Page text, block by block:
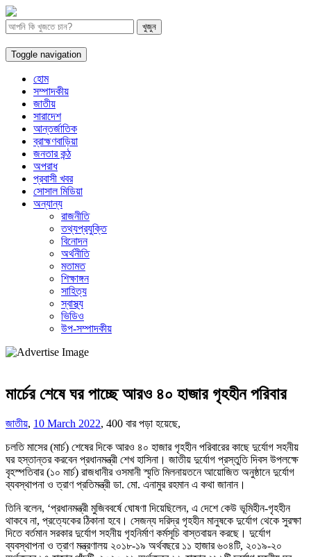
Toggle navigation
হোম
সম্পাদকীয়
জাতীয়
সারাদেশ
আন্তর্জাতিক
ব্রাহ্মণবাড়িয়া
জনতার কন্ঠ
অপরাধ
প্রবাসী খবর
সোসাল মিডিয়া
অন্যান্য
রাজনীতি
তথ্যপ্রযুক্তি
বিনোদন
অর্থনীতি
মতামত
শিক্ষাঙ্গন
সাহিত্য
স্বাস্থ্য
ভিডিও
উপ-সম্পাদকীয়
মার্চের শেষে ঘর পাচ্ছে আরও ৪০ হাজার গৃহহীন পরিবার
জাতীয়, 10 March 2022, 400 বার পড়া হয়েছে,
চলতি মাসের (মার্চ) শেষের দিকে আরও ৪০ হাজার গৃহহীন পরিবারের কাছে দুর্যোগ সহনীয়
ঘর হস্তান্তর করবেন প্রধানমন্ত্রী শেখ হাসিনা। জাতীয় দুর্যোগ প্রস্তুতি দিবস উপলক্ষে
বৃহস্পতিবার (১০ মার্চ) রাজধানীর ওসমানী স্মৃতি মিলনায়তনে আয়োজিত অনুষ্ঠানে দুর্যোগ
ব্যবস্থাপনা ও ত্রাণ প্রতিমন্ত্রী ডা. মো. এনামুর রহমান এ কথা জানান।
তিনি বলেন, ‘প্রধানমন্ত্রী মুজিববর্ষে ঘোষণা দিয়েছিলেন, এ দেশে কেউ ভূমিহীন-গৃহহীন
থাকবে না, প্রত্যেকের ঠিকানা হবে। সেজন্য দরিদ্র গৃহহীন মানুষকে দুর্যোগ থেকে সুরক্ষা
দিতে বর্তমান সরকার দুর্যোগ সহনীয় গৃহনির্মাণ কর্মসূচি বাস্তবায়ন করছে। দুর্যোগ
ব্যবস্থাপনা ও ত্রাণ মন্ত্রণালয় ২০১৮-১৯ অর্থবছরে ১১ হাজার ৬০৪টি, ২০১৯-২০